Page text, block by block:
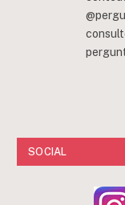
SOCIAL